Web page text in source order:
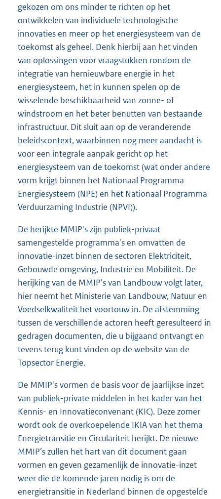
gekozen om ons minder te richten op het
ontwikkelen van individuele technologische
innovaties en meer op het energiesysteem van de
toekomst als geheel. Denk hierbij aan het vinden
van oplossingen voor vraagstukken rondom de
integratie van hernieuwbare energie in het
energiesysteem, het in kunnen spelen op de
wisselende beschikbaarheid van zonne- of
windstroom en het beter benutten van bestaande
infrastructuur. Dit sluit aan op de veranderende
beleidscontext, waarbinnen nog meer aandacht is
voor een integrale aanpak gericht op het
energiesysteem van de toekomst (wat onder andere
vorm krijgt binnen het Nationaal Programma
Energiesysteem (NPE) en het Nationaal Programma
Verduurzaming Industrie (NPVI)).
De herijkte MMIP's zijn publiek-privaat
samengestelde programma's en omvatten de
innovatie-inzet binnen de sectoren Elektriciteit,
Gebouwde omgeving, Industrie en Mobiliteit. De
herijking van de MMIP's van Landbouw volgt later,
hier neemt het Ministerie van Landbouw, Natuur en
Voedselkwaliteit het voortouw in. De afstemming
tussen de verschillende actoren heeft geresulteerd in
gedragen documenten, die u bijgaand ontvangt en
tevens terug kunt vinden op de website van de
Topsector Energie.
De MMIP's vormen de basis voor de jaarlijkse inzet
van publiek-private middelen in het kader van het
Kennis- en Innovatieconvenant (KIC). Deze zomer
wordt ook de overkoepelende IKIA van het thema
Energietransitie en Circulariteit herijkt. De nieuwe
MMIP’s zullen het hart van dit document gaan
vormen en geven gezamenlijk de innovatie-inzet
weer die de komende jaren nodig is om de
energietransitie in Nederland binnen de opgestelde